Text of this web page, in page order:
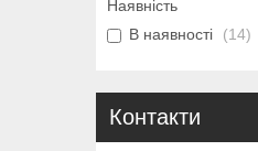
Наявність
В наявності
14
Контакти